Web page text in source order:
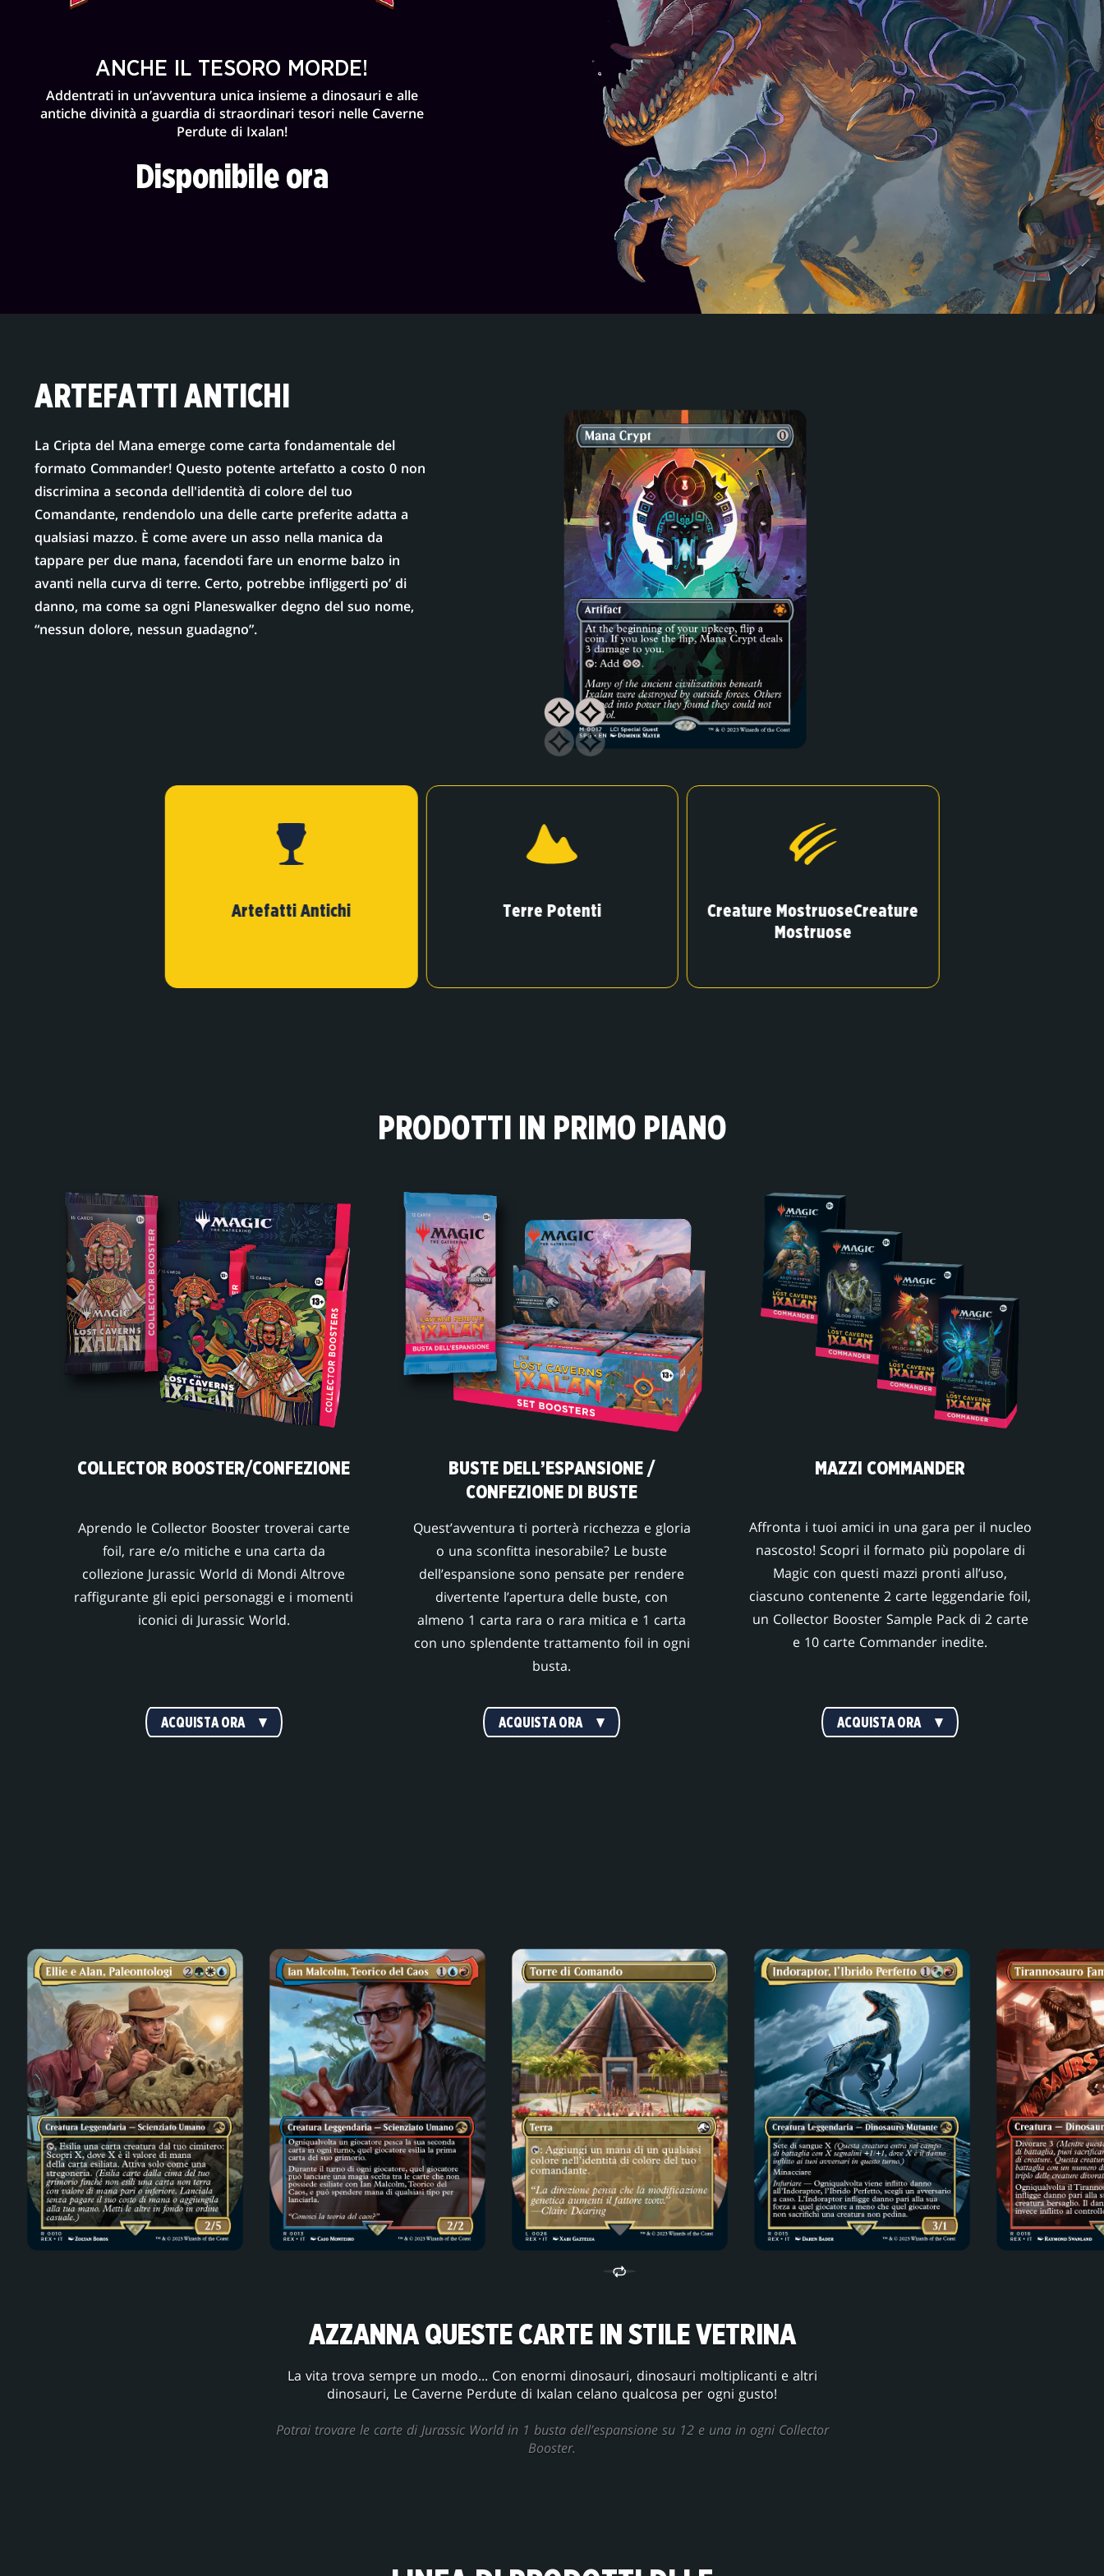
ANCHE IL TESORO MORDE!
Addentrati in un’avventura unica insieme a dinosauri e alle
antiche divinità a guardia di straordinari tesori nelle Caverne
Perdute di Ixalan!
Disponibile ora
ARTEFATTI ANTICHI
La Cripta del Mana emerge come carta fondamentale del
formato Commander! Questo potente artefatto a costo 0 non
discrimina a seconda dell'identità di colore del tuo
Comandante, rendendolo una delle carte preferite adatta a
qualsiasi mazzo. È come avere un asso nella manica da
tappare per due mana, facendoti fare un enorme balzo in
avanti nella curva di terre. Certo, potrebbe infliggerti po’ di
danno, ma come sa ogni Planeswalker degno del suo nome,
“nessun dolore, nessun guadagno”.
Artefatti Antichi Terre Potenti
Creature MostruoseCreature
Mostruose
PRODOTTI IN PRIMO PIANO
COLLECTOR BOOSTER/CONFEZIONE
Aprendo le Collector Booster troverai carte
foil, rare e/o mitiche e una carta da
collezione Jurassic World di Mondi Altrove
raffigurante gli epici personaggi e i momenti
iconici di Jurassic World.
ACQUISTA ORA
BUSTE DELL’ESPANSIONE /
CONFEZIONE DI BUSTE
Quest’avventura ti porterà ricchezza e gloria
o una sconfitta inesorabile? Le buste
dell’espansione sono pensate per rendere
divertente l’apertura delle buste, con
almeno 1 carta rara o rara mitica e 1 carta
con uno splendente trattamento foil in ogni
busta.
ACQUISTA ORA
MAZZI COMMANDER
Affronta i tuoi amici in una gara per il nucleo
nascosto! Scopri il formato più popolare di
Magic con questi mazzi pronti all’uso,
ciascuno contenente 2 carte leggendarie foil,
un Collector Booster Sample Pack di 2 carte
e 10 carte Commander inedite.
ACQUISTA ORA
AZZANNA QUESTE CARTE IN STILE VETRINA
La vita trova sempre un modo... Con enormi dinosauri, dinosauri moltiplicanti e altri
dinosauri, Le Caverne Perdute di Ixalan celano qualcosa per ogni gusto!
Potrai trovare le carte di Jurassic World in 1 busta dell’espansione su 12 e una in ogni Collector
Booster.